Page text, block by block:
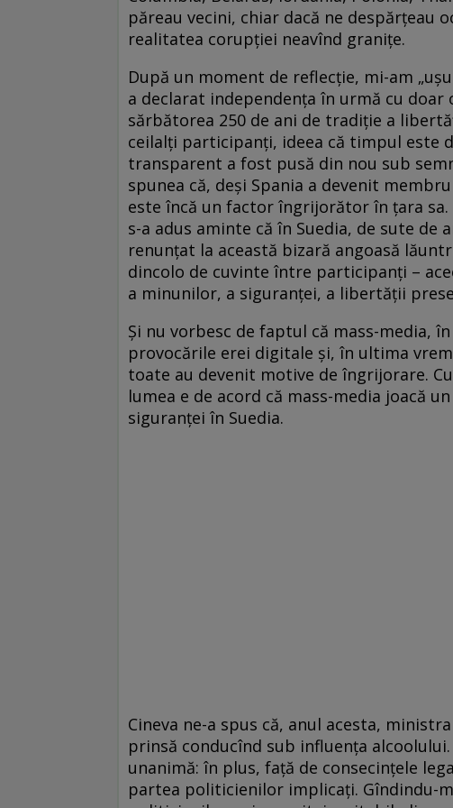
păreau vecini, chiar dacă ne despărţeau
realitatea corupţiei neavînd graniţe.
După un moment de reflecţie, mi-am
a declarat independenţa în urmă cu
sărbătorea 250 de ani de tradiţie a
ceilalţi participanţi, ideea că timpul
transparent a fost pusă din nou sub
spunea că, deşi Spania a devenit
este încă un factor îngrijorător în ţara
s-a adus aminte că în Suedia, de sute de
renunţat la această bizară angoasă
dincolo de cuvinte între participanţi –
a minunilor, a siguranţei, a libertăţii
Şi nu vorbesc de faptul că mass-media,
provocările erei digitale şi, în ultima
toate au devenit motive de îngrijorare.
lumea e de acord că mass-media joacă
siguranţei în Suedia.
Cineva ne-a spus că, anul acesta,
prinsă conducînd sub influenţa
unanimă: în plus, faţă de consecinţele
partea politicienilor implicaţi. Gîndindu-